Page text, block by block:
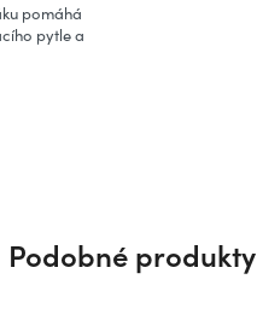
pomáhá
pytle a
Podobné produkty